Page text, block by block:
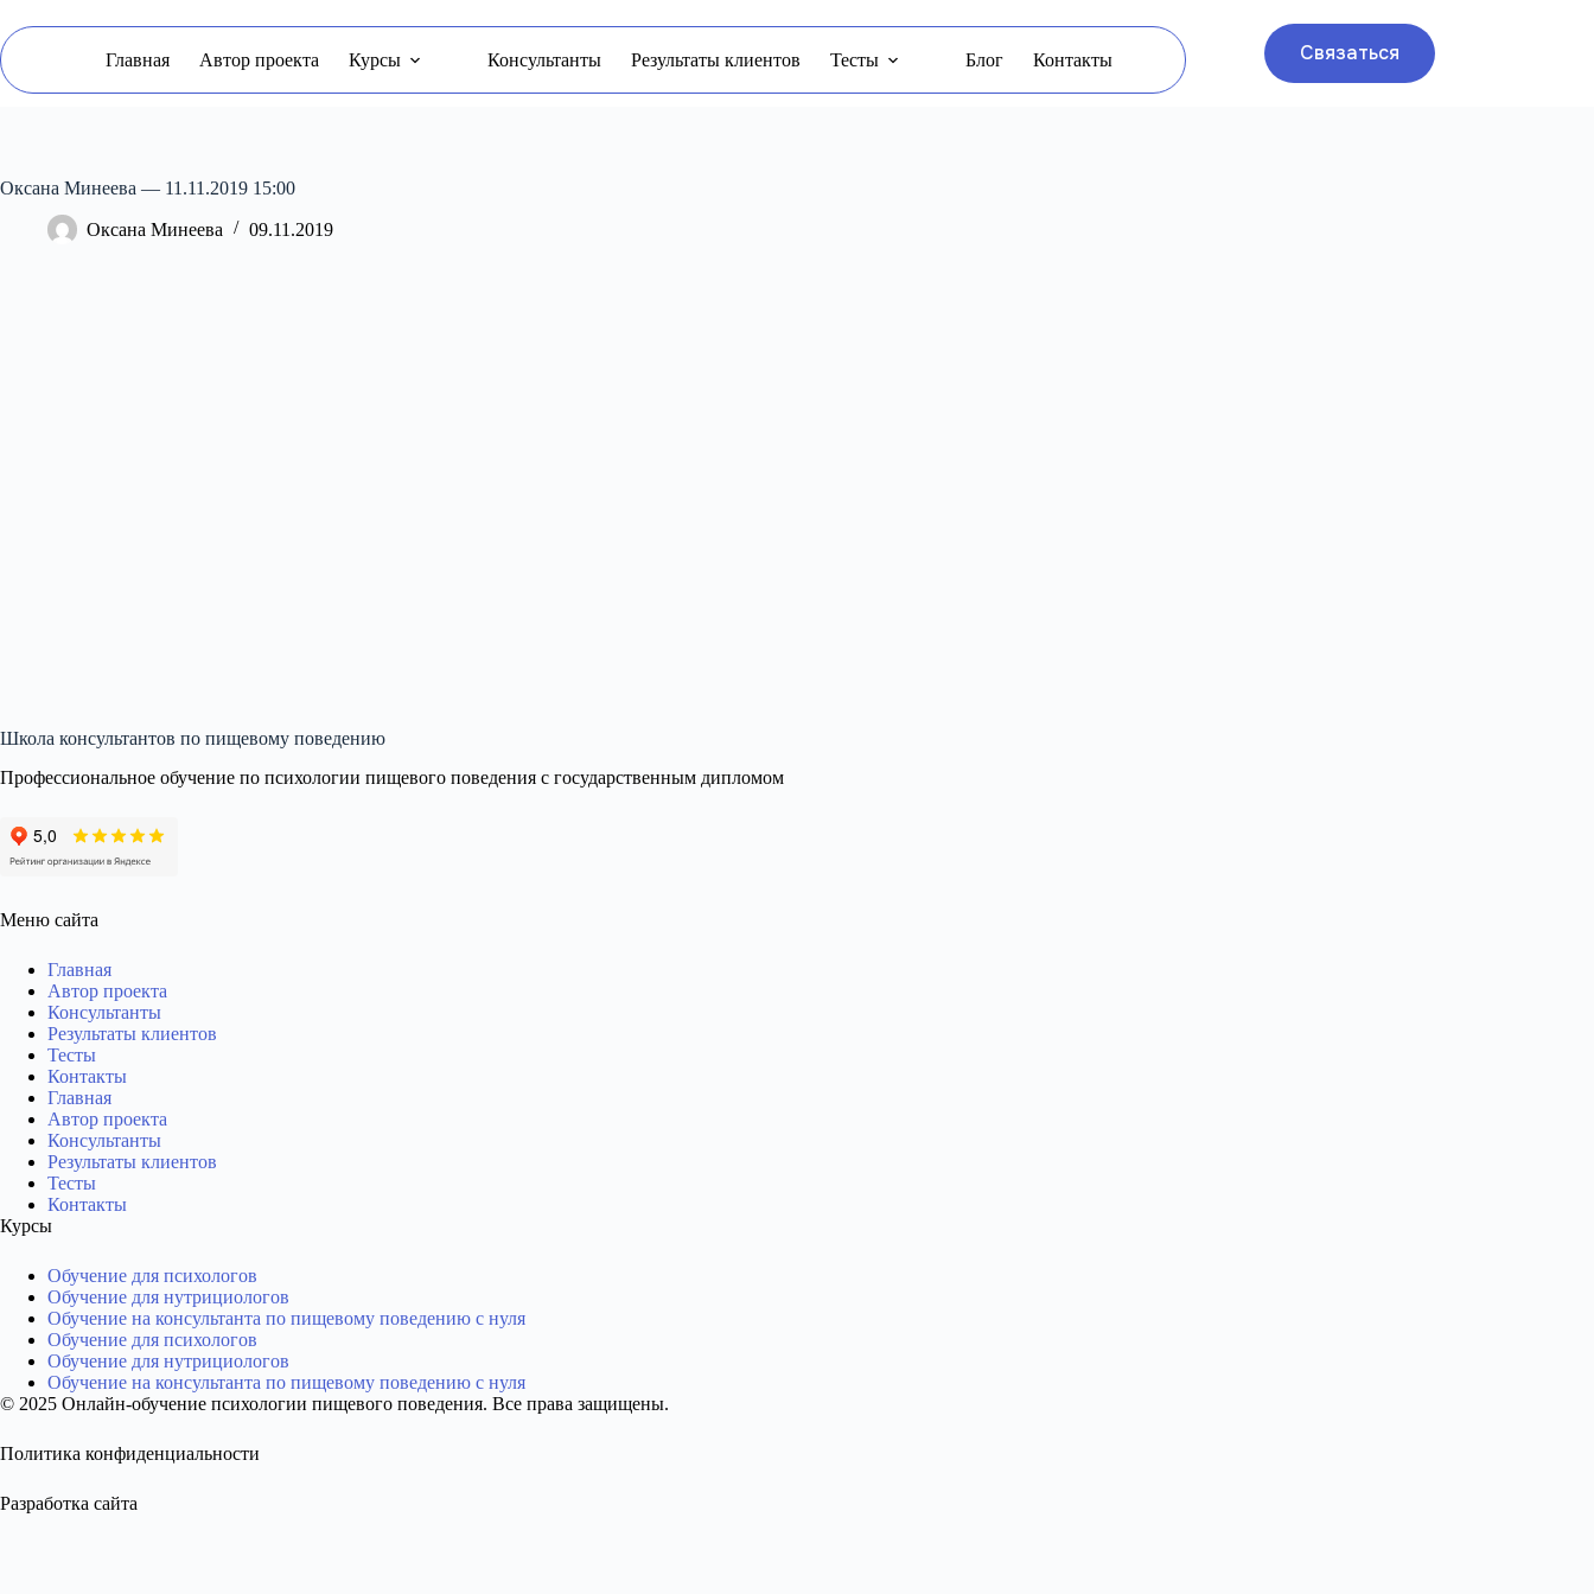
сути
Главная Автор проекта Курсы Консультанты Результаты клиентов Тесты Блог Контакты Связаться
Оксана Минеева — 11.11.2019 15:00
Оксана Минеева 09.11.2019
Школа консультантов по пищевому поведению
Профессиональное обучение по психологии пищевого поведения с государственным дипломом
Меню сайта
Главная
Автор проекта
Консультанты
Результаты клиентов
Тесты
Контакты
Главная
Автор проекта
Консультанты
Результаты клиентов
Тесты
Контакты
Курсы
Обучение для психологов
Обучение для нутрициологов
Обучение на консультанта по пищевому поведению с нуля
Обучение для психологов
Обучение для нутрициологов
Обучение на консультанта по пищевому поведению с нуля
© 2025 Онлайн-обучение психологии пищевого поведения. Все права защищены.
Политика конфиденциальности
Разработка сайта